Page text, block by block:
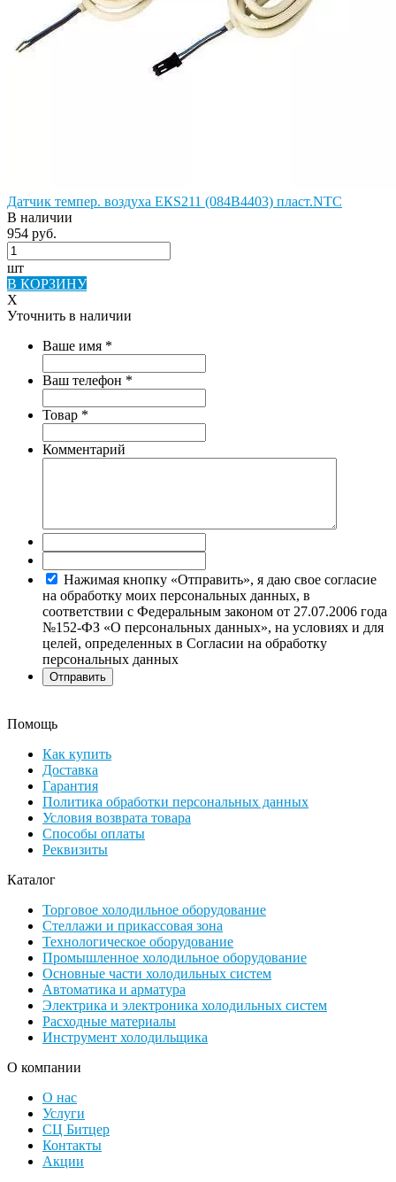
Датчик темпер. воздуха ЕКS211 (084B4403) пласт.NTC
В наличии
954 руб.
шт
В КОРЗИНУ
X
Уточнить в наличии
Ваше имя *
Ваш телефон *
Товар *
Комментарий
Нажимая кнопку «Отправить», я даю свое согласие
на обработку моих персональных данных, в
соответствии с Федеральным законом от 27.07.2006 года
№152-ФЗ «О персональных данных», на условиях и для
целей, определенных в Согласии на обработку
персональных данных
Помощь
Как купить
Доставка
Гарантия
Политика обработки персональных данных
Условия возврата товара
Способы оплаты
Реквизиты
Каталог
Торговое холодильное оборудование
Стеллажи и прикассовая зона
Технологическое оборудование
Промышленное холодильное оборудование
Основные части холодильных систем
Автоматика и арматура
Электрика и электроника холодильных систем
Расходные материалы
Инструмент холодильщика
О компании
О нас
Услуги
СЦ Битцер
Контакты
Акции